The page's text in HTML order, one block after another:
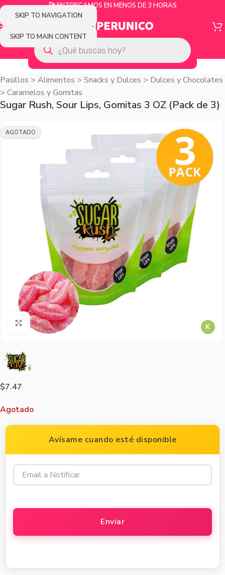
SKIP TO NAVIGATION
SKIP TO MAIN CONTENT
🚀 ENTREGAMOS EN MENOS DE 3 HORAS
Pasillos > Alimentos > Snacks y Dulces > Dulces y Chocolates
> Caramelos y Gomitas
Sugar Rush, Sour Lips, Gomitas 3 OZ (Pack de 3)
AGOTADO
K
Agrandar imagen
$7.47
Agotado
Avísame cuando esté disponible